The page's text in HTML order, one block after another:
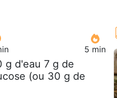
5 min
g d'eau 7 g de
(ou 30 g de